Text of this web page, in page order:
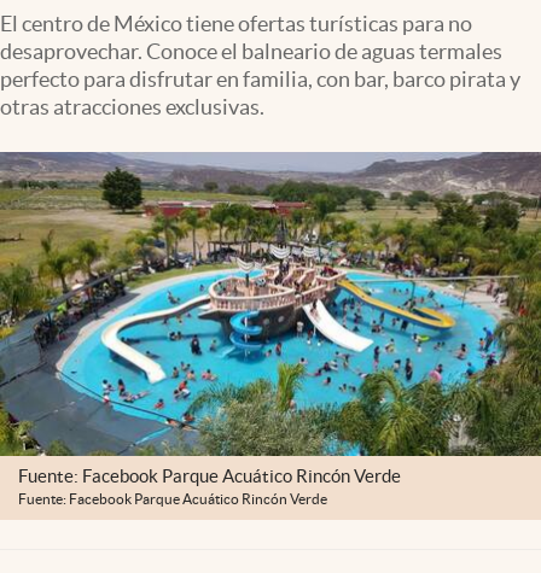
Clima
Espiritualidad
abre en nueva pestaña
México
El centro de México tiene ofertas turísticas para no
desaprovechar. Conoce el balneario de aguas termales
perfecto para disfrutar en familia, con bar, barco pirata y
otras atracciones exclusivas.
Fuente: Facebook Parque Acuático Rincón Verde
Fuente: Facebook Parque Acuático Rincón Verde